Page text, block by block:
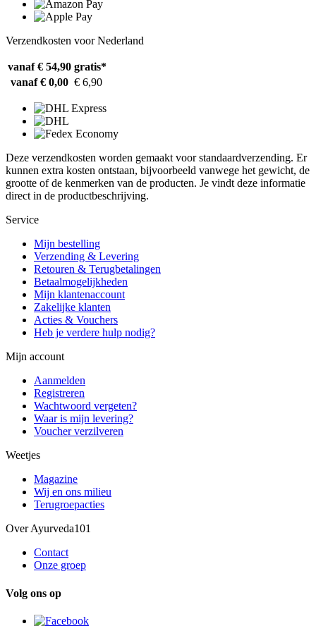
Verzendkosten voor Nederland
vanaf € 54,90 gratis*
vanaf € 0,00 € 6,90
Deze verzendkosten worden gemaakt voor standaardverzending. Er
kunnen extra kosten ontstaan, bijvoorbeeld vanwege het gewicht, de
grootte of de kenmerken van de producten. Je vindt deze informatie
direct in de productbeschrijving.
Service
Mijn bestelling
Verzending & Levering
Retouren & Terugbetalingen
Betaalmogelijkheden
Mijn klantenaccount
Zakelijke klanten
Acties & Vouchers
Heb je verdere hulp nodig?
Mijn account
Aanmelden
Registreren
Wachtwoord vergeten?
Waar is mijn levering?
Voucher verzilveren
Weetjes
Magazine
Wij en ons milieu
Terugroepacties
Over Ayurveda101
Contact
Onze groep
Volg ons op